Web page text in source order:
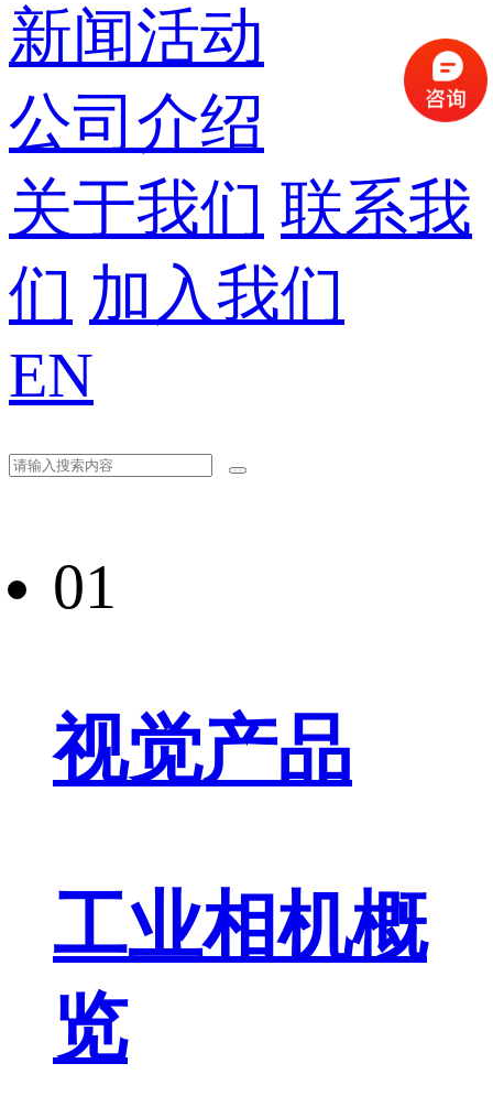
新闻活动
公司介绍
关于我们 联系我
们 加入我们
EN
01
视觉产品
工业相机概
览